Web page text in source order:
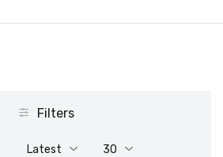
Filters
Latest 30